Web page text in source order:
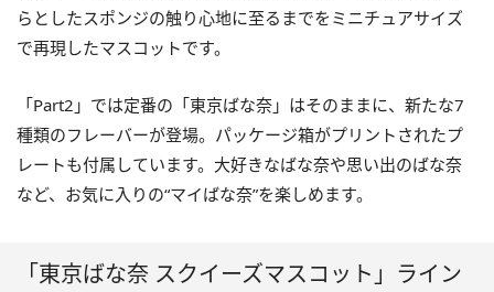
らとしたスポンジの触り心地に至るまでをミニチュアサイズ
で再現したマスコットです。
「Part2」では定番の「東京ばな奈」はそのままに、新たな7
種類のフレーバーが登場。パッケージ箱がプリントされたプ
レートも付属しています。大好きなばな奈や思い出のばな奈
など、お気に入りの“マイばな奈”を楽しめます。
「東京ばな奈 スクイーズマスコット」ライン